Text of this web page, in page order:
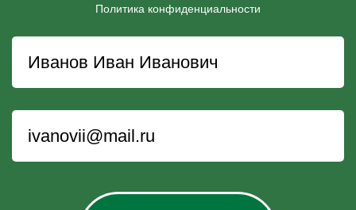
Политика конфиденциальности